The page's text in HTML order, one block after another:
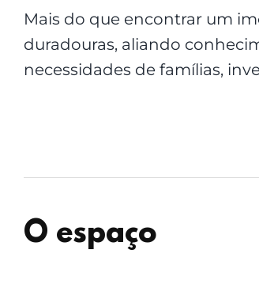
Mais do que encontrar um
duradouras, aliando
necessidades de famílias,
O espaço